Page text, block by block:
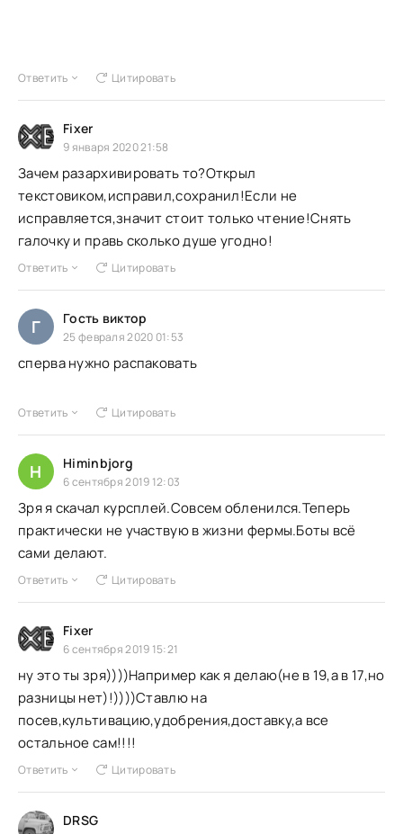
Ответить Цитировать
Fixer
9 января 2020 21:58
Зачем разархивировать то?Открыл
текстовиком,исправил,сохранил!Если не
исправляется,значит стоит только чтение!Снять
галочку и правь сколько душе угодно!
Ответить Цитировать
Г Гость виктор
25 февраля 2020 01:53
сперва нужно распаковать
Ответить Цитировать
H Himinbjorg
6 сентября 2019 12:03
Зря я скачал курсплей.Совсем обленился.Теперь
практически не участвую в жизни фермы.Боты всё
сами делают.
Ответить Цитировать
Fixer
6 сентября 2019 15:21
ну это ты зря))))Например как я делаю(не в 19,а в 17,но
разницы нет)!))))Ставлю на
посев,культивацию,удобрения,доставку,а все
остальное сам!!!!
Ответить Цитировать
DRSG